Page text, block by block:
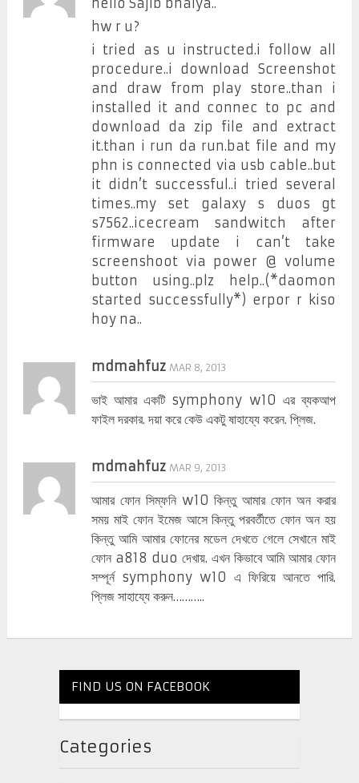
hw r u?
i tried as u instructed.i follow all
procedure..i download Screenshot
and draw from play store..than i
installed it and connec to pc and
download da zip file and extract
it.than i run da run.bat file and my
phn is connected via usb cable..but
it didn’t successful..i tried several
times..my set galaxy s duos gt
s7562..icecream sandwitch after
firmware update i can’t take
screenshoot via power @ volume
button using..plz help..(*daomon
started successfully*) erpor r kiso
hoy na..
mdmahfuz MAR 8, 2013
ভাই আমার একটি symphony w10 এর ব্যকআপ
ফাইল দরকার. দয়া করে কেউ একটু ষাহায্যে করেন. প্লিজ.
mdmahfuz MAR 9, 2013
আমার ফোন সিম্ফনি w10 কিন্তু আমার ফোন অন করার
সময় মাই ফোন ইমেজ আসে কিন্তু পরবর্তীতে ফোন অন হয়
কিন্তু আমি আমার ফোনের মডেল দেখতে গেলে সেখানে মাই
ফোন a818 duo দেখায়. এখন কিভাবে আমি আমার ফোন
সম্পূর্ন symphony w10 এ ফিরিয়ে আনতে পারি.
প্লিজ সাহায্যে করুন………..
FIND US ON FACEBOOK
Categories